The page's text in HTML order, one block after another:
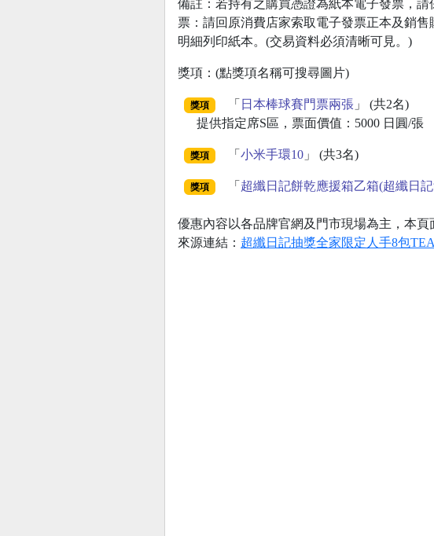
備註：若持有之購買憑證為紙本電子發票，
票：請回原消費店家索取電子發票正本及銷
明細列印紙本。(交易資料必須清晰可見。)
獎項：(點獎項名稱可搜尋圖片)
獎項 「 日本棒球賽門票兩張」 (共2名)
提供指定席S區，票面價值：5000 日圓/張
獎項 「 小米手環10」 (共3名)
獎項 「 超纖日記餅乾應援箱乙箱(超纖日
優惠內容以各品牌官網及門市現場為主，本頁
來源連結： 超纖日記抽獎全家限定人手8包